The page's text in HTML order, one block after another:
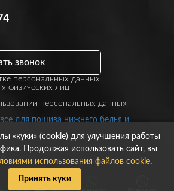
персональных данных
физических лиц
звонок
персональных данных
все для пошива нижнего белья и
«куки» (cookie) для улучшения работы
Продолжая использовать сайт, вы
использования файлов cookie.
Принять куки